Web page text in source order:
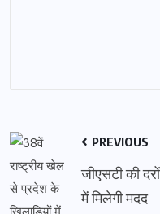
PREVIOUS
जीएसटी की
में मिलेगी मदद